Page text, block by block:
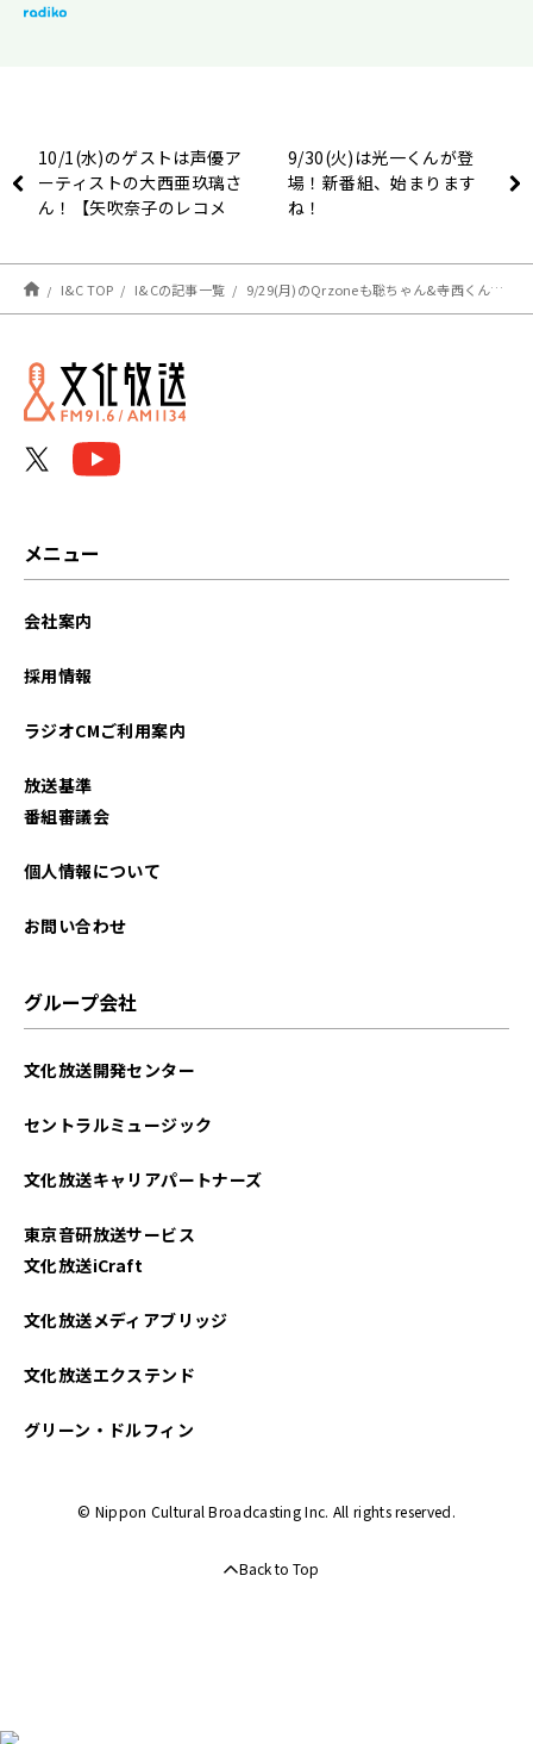
10/1(水)のゲストは声優ア
ーティストの大西亜玖璃さ
ん！【矢吹奈子のレコメ
9/30(火)は光一くんが登
場！新番組、始まります
ね！
I&C TOP I&Cの記事一覧 9/29(月)のQrzoneも聡ちゃん&寺西くんが担当です！
メニュー
会社案内
採用情報
ラジオCMご利用案内
放送基準
番組審議会
個人情報について
お問い合わせ
グループ会社
文化放送開発センター
セントラルミュージック
文化放送キャリアパートナーズ
東京音研放送サービス
文化放送iCraft
文化放送メディアブリッジ
文化放送エクステンド
グリーン・ドルフィン
© Nippon Cultural Broadcasting Inc. All rights reserved.
Back to Top